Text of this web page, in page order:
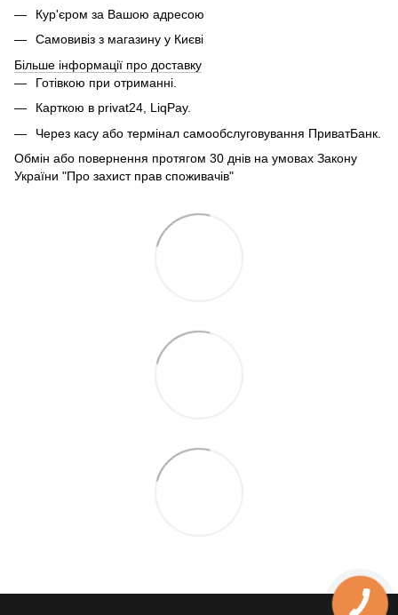
Кур'єром за Вашою адресою
Самовивіз з магазину у Києві
Більше інформації про доставку
Готівкою при отриманні.
Карткою в privat24, LiqPay.
Через касу або термінал самообслуговування ПриватБанк.
Обмін або повернення протягом 30 днів на умовах Закону
України "Про захист прав споживачів"